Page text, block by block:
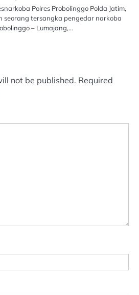
Polres Probolinggo Polda Jatim,
seorang tersangka pengedar narkoba
– Lumajang,…
not be published. Required